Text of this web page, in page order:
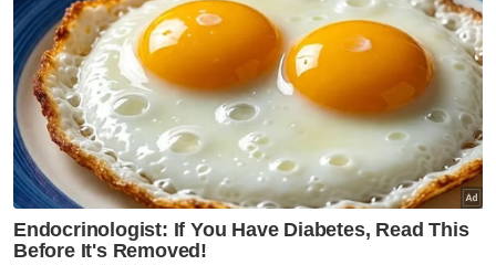
Muat turun aplikasi Sinar Harian.Klik di sini!